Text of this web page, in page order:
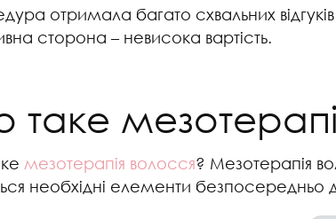
отримала багато схвальних відгуків
сторона – невисока вартість.
таке
мезотерапія волосся? Мезотерапія
необхідні елементи